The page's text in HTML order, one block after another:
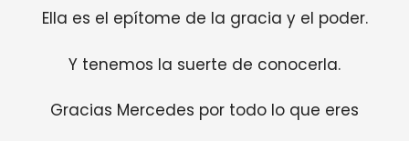
Ella es el epítome de la gracia y el poder.
Y tenemos la suerte de conocerla.
Gracias Mercedes por todo lo que eres